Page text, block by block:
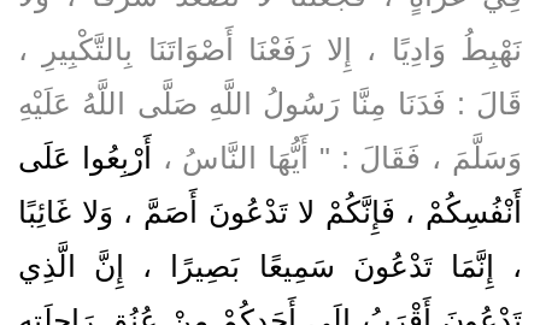
نَهْبِطُ وَادِيًا ، إِلا رَفَعْنَا أَصْوَاتَنَا بِالتَّكْبِيرِ ،
قَالَ : فَدَنَا مِنَّا رَسُولُ اللَّهِ صَلَّى اللَّهُ عَلَيْهِ
وَسَلَّمَ ، فَقَالَ : " أَيُّهَا النَّاسُ ، أَرْبِعُوا عَلَى
أَنْفُسِكُمْ ، فَإِنَّكُمْ لا تَدْعُونَ أَصَمَّ ، وَلا غَائِبًا
، إِنَّمَا تَدْعُونَ سَمِيعًا بَصِيرًا ، إِنَّ الَّذِي